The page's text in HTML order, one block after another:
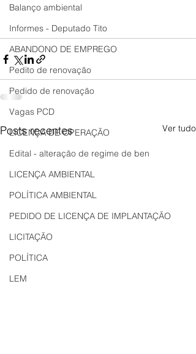
Balanço ambiental
Informes - Deputado Tito
ABANDONO DE EMPREGO
Pedito de renovação
Pedido de renovação
Vagas PCD
LICENÇA DE OPERAÇÃO
Edital - alteração de regime de ben
LICENÇA AMBIENTAL
POLÍTICA AMBIENTAL
PEDIDO DE LICENÇA DE IMPLANTAÇÃO
LICITAÇÃO
POLÍTICA
LEM
Posts recentes Ver tudo